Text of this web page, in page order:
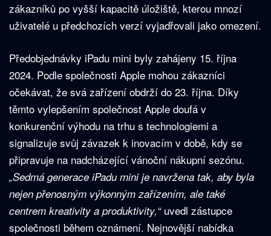
zákazníků po vyšší kapacitě úložiště, kterou mnozí
uživatelé u předchozích verzí vyjadřovali jako omezení.
Předobjednávky iPadu mini byly zahájeny 15. října
2024. Podle společnosti Apple mohou zákazníci
očekávat, že svá zařízení obdrží do 23. října. Díky
těmto vylepšením společnost Apple doufá v
konkurenční výhodu na trhu s technologiemi a
signalizuje svůj závazek k inovacím v době, kdy se
připravuje na nadcházející vánoční nákupní sezónu.
„Sedmá generace iPadu mini je navržena tak, aby byla
nejen přenosným výkonným zařízením, ale také
centrem kreativity a produktivity,“ uvedl zástupce
společnosti během oznámení. Nejnovější nabídka